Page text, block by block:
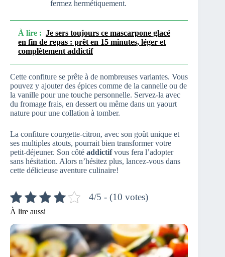
fermez hermétiquement.
À lire : Je sers toujours ce mascarpone glacé
en fin de repas : prêt en 15 minutes, léger et
complètement addictif
Cette confiture se prête à de nombreuses variantes. Vous
pouvez y ajouter des épices comme de la cannelle ou de
la vanille pour une touche personnelle. Servez-la avec
du fromage frais, en dessert ou même dans un yaourt
nature pour une collation à tomber.
La confiture courgette-citron, avec son goût unique et
ses multiples atouts, pourrait bien transformer votre
petit-déjeuner. Son côté addictifvous fera l’adopter
sans hésitation. Alors n’hésitez plus, lancez-vous dans
cette délicieuse aventure culinaire!
4/5 - (10 votes)
À lire aussi